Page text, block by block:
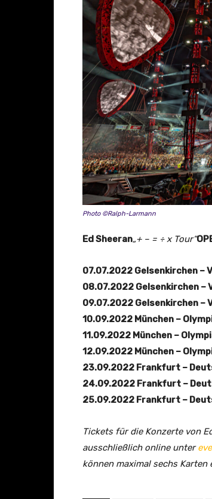
Photo ©Ralph-Larmann
Ed Sheeran„+ – = ÷ x Tour“
07.07.2022 Gelsenkirchen –
08.07.2022 Gelsenkirchen –
09.07.2022 Gelsenkirchen –
10.09.2022 München –
11.09.2022 München –
12.09.2022 München –
23.09.2022 Frankfurt –
24.09.2022 Frankfurt –
25.09.2022 Frankfurt –
Tickets für die Konzerte von
ausschließlich online unter
können maximal sechs Karten